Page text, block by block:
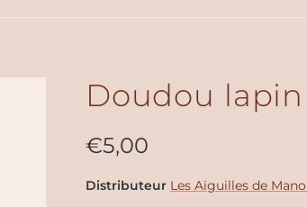
Doudou
Prix habituel
€5,00
Distributeur Les Aiguilles de